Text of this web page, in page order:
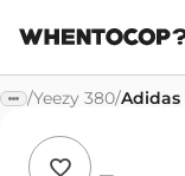
/Yeezy 380/Adidas